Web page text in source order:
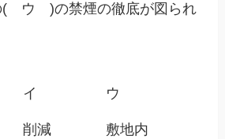
( ウ )の禁煙の徹底が図られ
イ ウ
削減 敷地内